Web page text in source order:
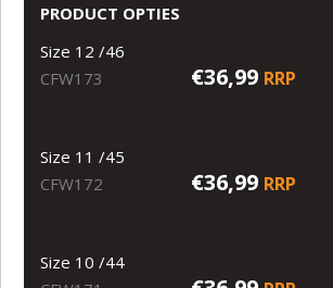
PRODUCT OPTIES
Size 12 /46
CFW173
€36,99 RRP
Size 11 /45
CFW172
€36,99 RRP
Size 10 /44